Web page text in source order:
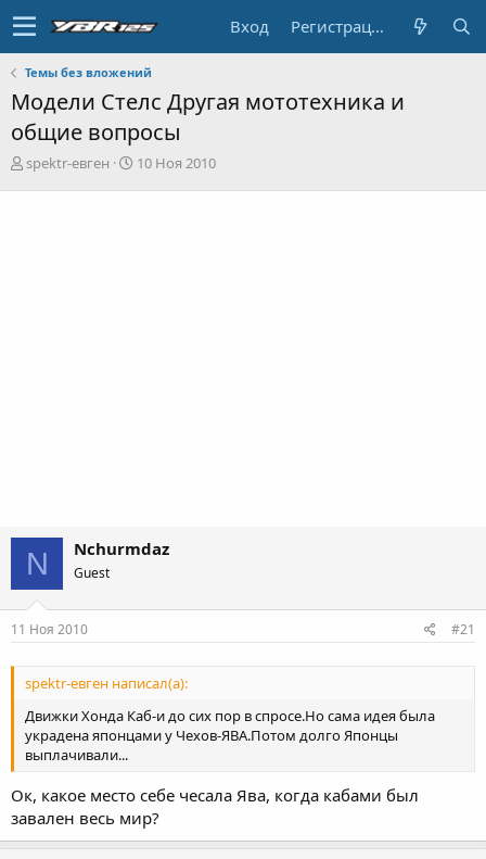
Вход Регистрация
Темы без вложений
Модели Стелс Другая мототехника и
общие вопросы
А
spektr-евген
Д
10 Ноя 2010
N Nchurmdaz
Guest
11 Ноя 2010 #21
spektr-евген написал(а):
Движки Хонда Каб-и до сих пор в спросе.Но сама идея была
украдена японцами у Чехов-ЯВА.Потом долго Японцы
выплачивали...
Ок, какое место себе чесала Ява, когда кабами был
завален весь мир?